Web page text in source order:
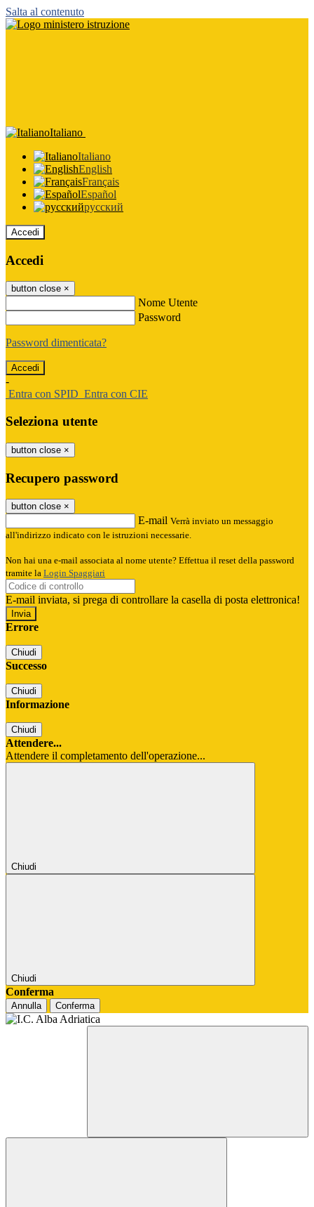
Salta al contenuto
Italiano
Italiano
English
Français
Español
русский
Accedi
Accedi
button close ×
Nome Utente
Password
Password dimenticata?
-
Entra con SPID Entra con CIE
Seleziona utente
button close ×
Recupero password
button close ×
E-mail Verrà inviato un messaggio
all'indirizzo indicato con le istruzioni necessarie.
Non hai una e-mail associata al nome utente? Effettua il reset della password
tramite la Login Spaggiari
E-mail inviata, si prega di controllare la casella di posta elettronica!
Errore
Chiudi
Successo
Chiudi
Informazione
Chiudi
Attendere...
Attendere il completamento dell'operazione...
Chiudi
Chiudi
Conferma
Annulla Conferma